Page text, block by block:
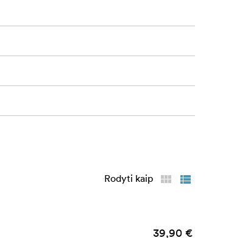
Rodyti kaip
39,90 €